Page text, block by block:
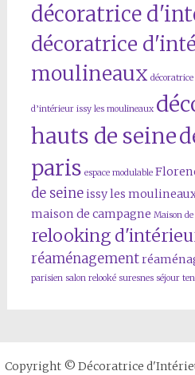
décoratrice
décoratrice
moulineaux
d’intérieur issy les moulineaux
hauts de seine
paris espace modulable
de seine issy les
maison de campagne Maison
relooking
réaménagement
parisien salon relooké suresnes séjour
Copyright © Décoratrice